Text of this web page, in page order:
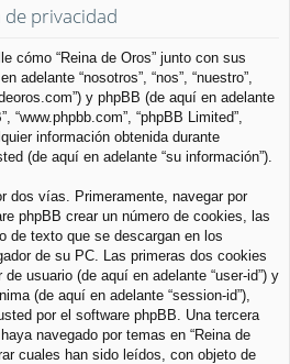
e
de privacidad
cómo “Reina de Oros” junto con sus
adelante “nosotros”, “nos”, “nuestro”,
y phpBB (de aquí en adelante
“www.phpbb.com”, “phpBB Limited”,
información obtenida durante
(de aquí en adelante “su información”).
dos vías. Primeramente, navegar por
phpBB crear un número de cookies, las
de texto que se descargan en los
de su PC. Las primeras dos cookies
usuario (de aquí en adelante “user-id”) y
(de aquí en adelante “session-id”),
por el software phpBB. Una tercera
navegado por temas en “Reina de
cuales han sido leídos, con objeto de